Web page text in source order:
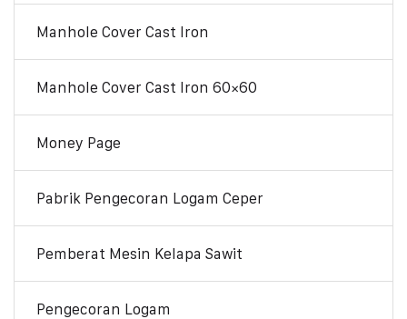
Manhole Cover Cast Iron
Manhole Cover Cast Iron 60×60
Money Page
Pabrik Pengecoran Logam Ceper
Pemberat Mesin Kelapa Sawit
Pengecoran Logam